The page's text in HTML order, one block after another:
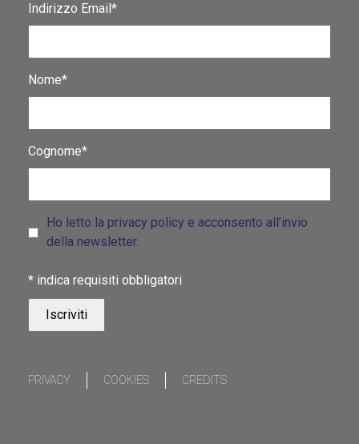
Indirizzo Email*
Nome*
Cognome*
Ho letto la privacy policy e acconsento all’invio
della newsletter.
* indica requisiti obbligatori
PRIVACY COOKIES CREDITS